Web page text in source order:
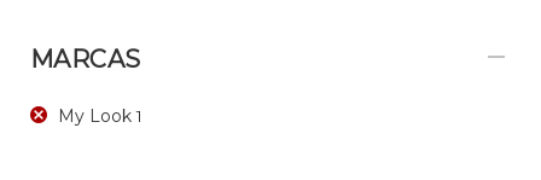
MARCAS
My Look 1